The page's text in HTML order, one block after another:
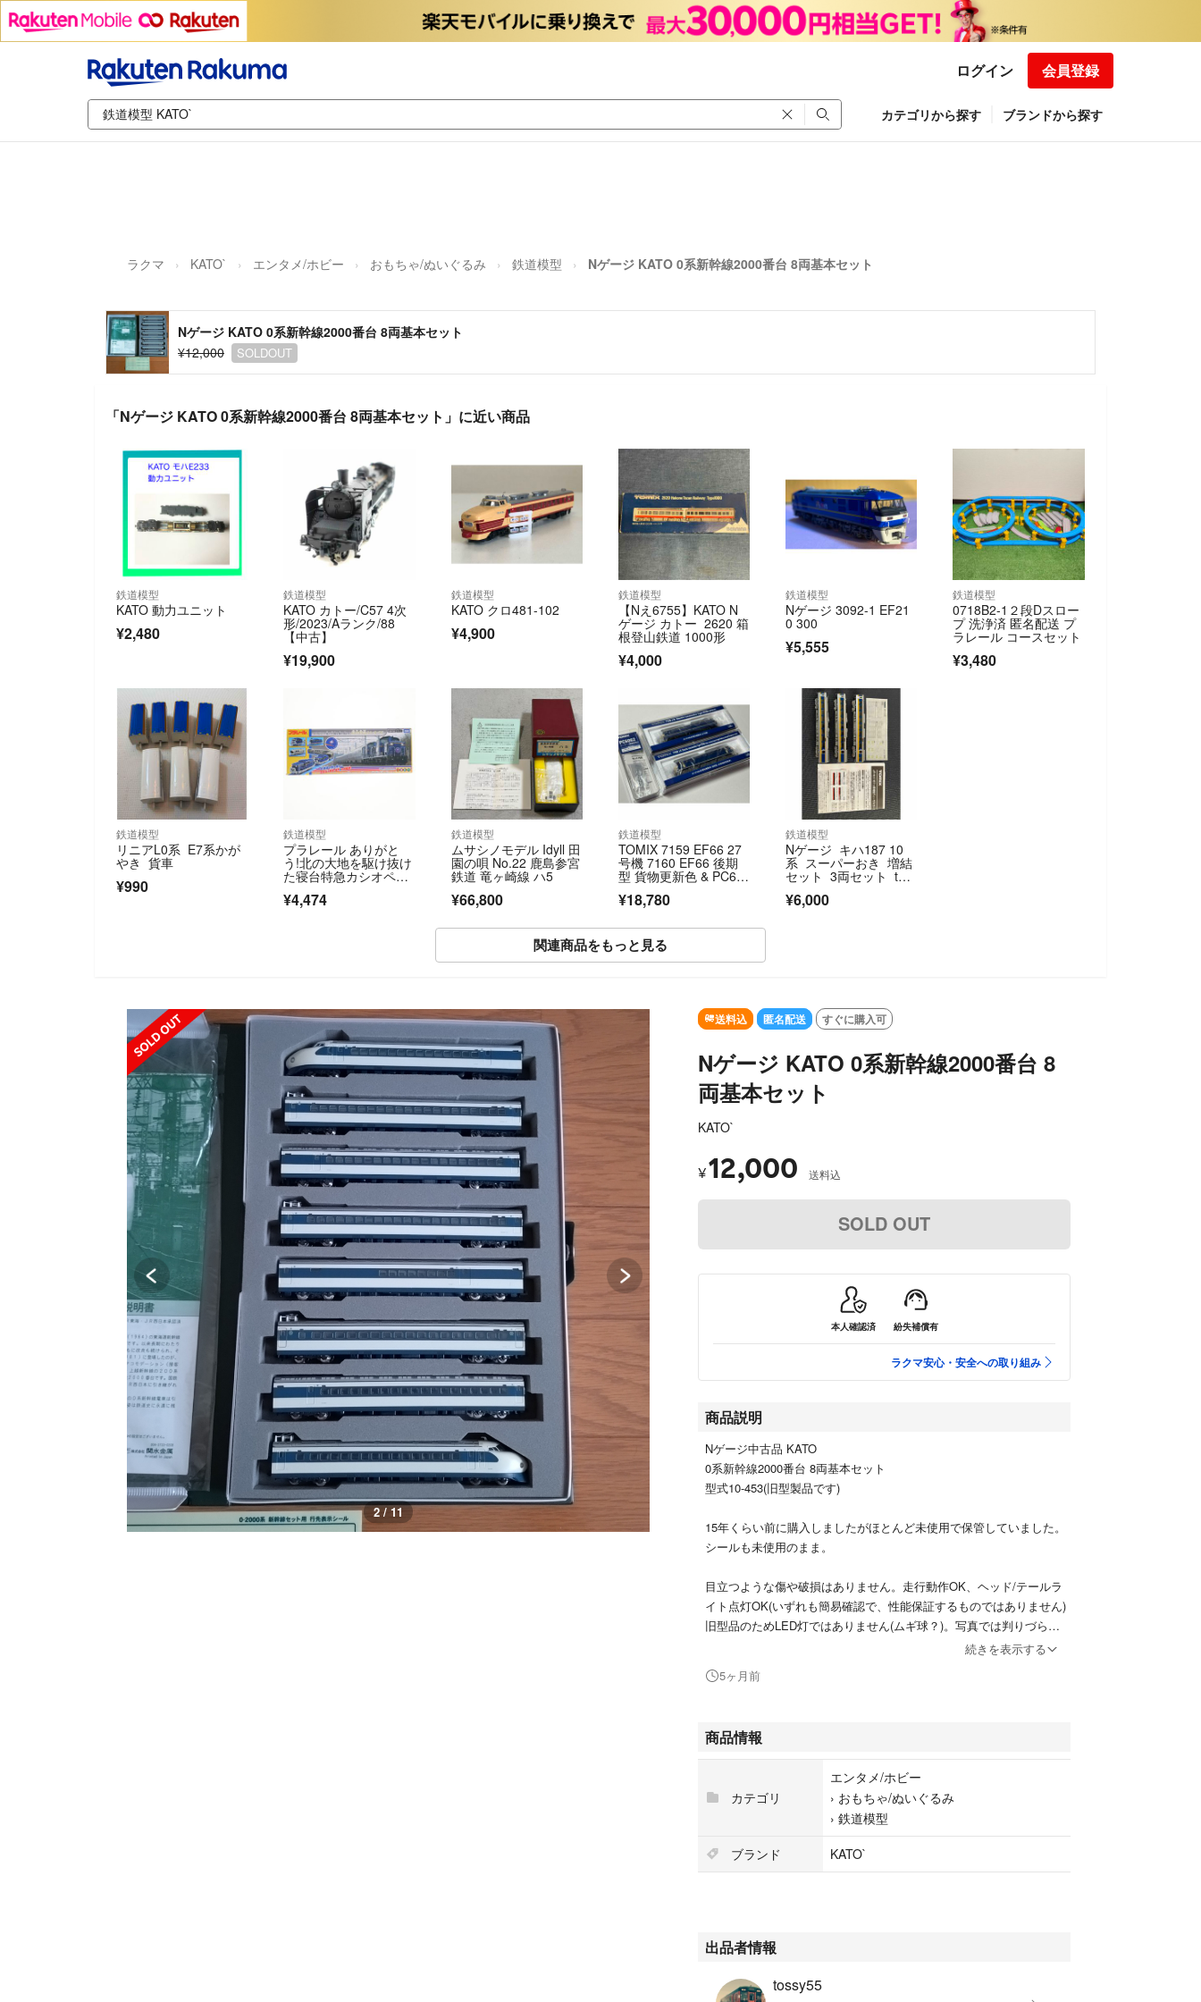
ログイン 会員登録
カテゴリから探す ブランドから探す
ラクマ KATO` エンタメ/ホビー おもちゃ/ぬいぐるみ 鉄道模型 Nゲージ KATO 0系新幹線2000番台 8両基本セット
Nゲージ KATO 0系新幹線2000番台 8両基本セット
¥12,000
SOLDOUT
「Nゲージ KATO 0系新幹線2000番台 8両基本セット」に近い商品
鉄道模型
KATO 動力ユニット
¥2,480
鉄道模型
KATO カトー/C57 4次
形/2023/Aランク/88
【中古】
¥19,900
鉄道模型
KATO クロ481-102
¥4,900
鉄道模型
【Nえ6755】KATO N
ゲージ カトー 2620 箱
根登山鉄道 1000形
¥4,000
鉄道模型
Nゲージ 3092-1 EF21
0 300
¥5,555
鉄道模型
0718B2-1２段Dスロー
プ 洗浄済 匿名配送 プ
ラレール コースセット
¥3,480
鉄道模型
リニアL0系 E7系かが
やき 貨車
¥990
鉄道模型
プラレール ありがと
う!北の大地を駆け抜け
た寝台特急カシオペア
カラトミー
¥4,474
鉄道模型
ムサシノモデル Idyll 田
園の唄 No.22 鹿島参宮
鉄道 竜ヶ崎線 ハ5
¥66,800
鉄道模型
TOMIX 7159 EF66 27
号機 7160 EF66 後期
型 貨物更新色 & PC60
¥18,780
鉄道模型
Nゲージ キハ187 10
系 スーパーおき 増結
セット 3両セット tn
ィーゼルカー
¥6,000
関連商品をもっと見る
SOLD OUT SOLD OUT
3 / 11
送料込 匿名配送 すぐに購入可
Nゲージ KATO 0系新幹線2000番台 8
両基本セット
KATO`
¥12,000 送料込
SOLD OUT
本人確認済 紛失補償有
ラクマ安心・安全への取り組み
商品説明
Nゲージ中古品 KATO
0系新幹線2000番台 8両基本セット
型式10-453(旧型製品です)
15年くらい前に購入しましたがほとんど未使用で保管していました。
シールも未使用のまま。
目立つような傷や破損はありません。走行動作OK、ヘッド/テールラ
イト点灯OK(いずれも簡易確認で、性能保証するものではありません)
旧型品のためLED灯ではありません(ムギ球？)。写真では判りづらい
ですが、テールライトは赤色に点灯します。室内灯はありません。
中古品につき使用感や細かいキズ等があってもご容赦いただけますよ
#Nゲージ #KATO #カトー #鉄道模型 #新幹線 #新幹線0系 #0系
続きを表示する
5ヶ月前
商品情報
カテゴリ
エンタメ/ホビー
› おもちゃ/ぬいぐるみ
› 鉄道模型
ブランド
KATO`
出品者情報
tossy55